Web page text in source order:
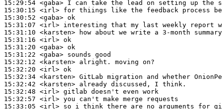
15:29:54 <gaba>
15:30:15 <irl>
15:30:52 <gaba>
15:31:07 <irl>
15:31:10 <karsten>
15:31:16 <irl>
15:31:20 <gaba>
15:31:22 <gaba>
15:32:12 <karsten>
15:32:20 <irl>
15:32:34 <karsten>
15:32:42 <karsten>
15:32:48 <irl>
15:32:57 <irl>
15:33:05 <irl>